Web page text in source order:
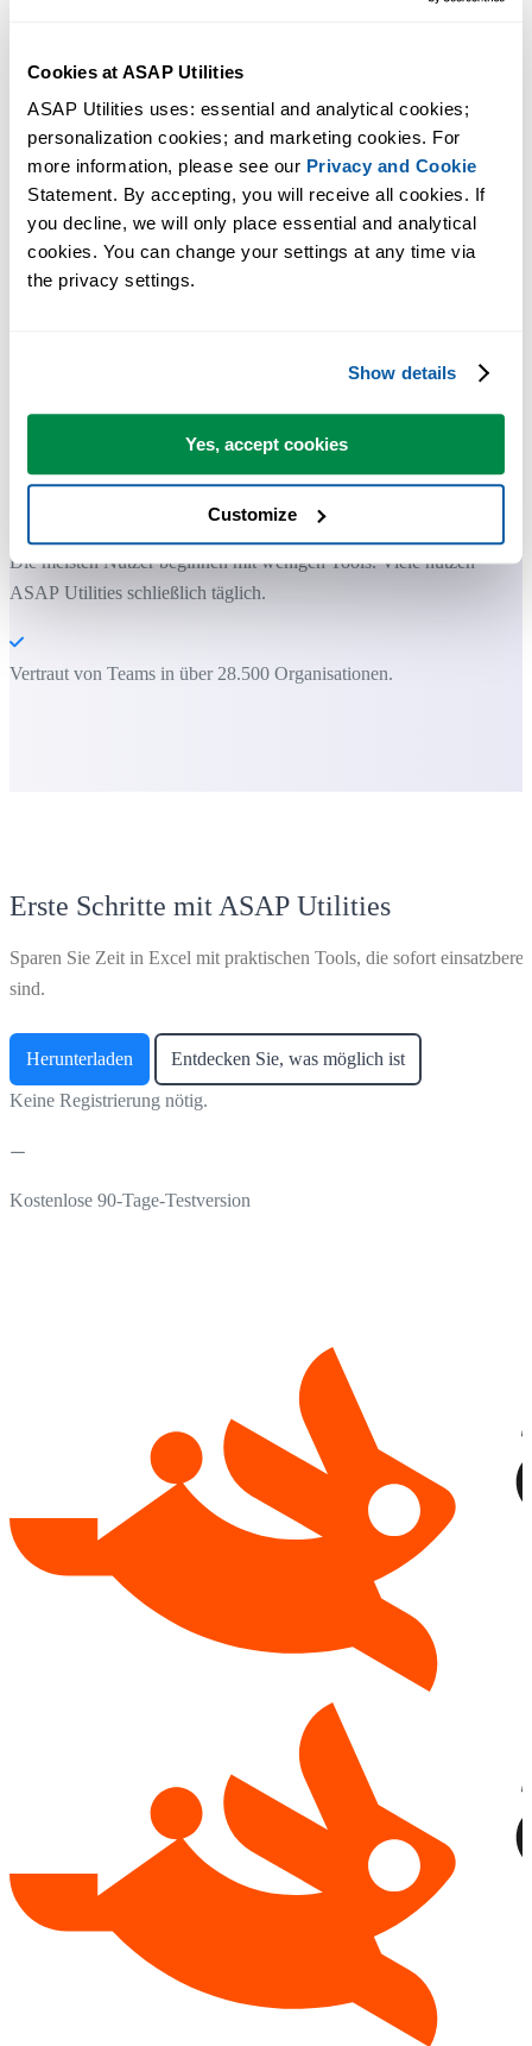
Cookies at ASAP Utilities
ASAP Utilities uses: essential and analytical cookies;
personalization cookies; and marketing cookies. For
more information, please see our Privacy and Cookie
Statement. By accepting, you will receive all cookies. If
you decline, we will only place essential and analytical
cookies. You can change your settings at any time via
the privacy settings.
Show details
Yes, accept cookies
Customize
Praktische Tools, die viele Excel-Nutzer in Excel vermissen.
ASAP Utilities hilft Ihnen, Zeit zu sparen und Dinge zu tun, die mit
Sie können sofort loslegen. Keine Schulung erforderlich.
Die meisten Nutzer beginnen mit wenigen Tools. Viele nutzen
ASAP Utilities schließlich täglich.
Vertraut von Teams in über 28.500 Organisationen.
Erste Schritte mit ASAP Utilities
Sparen Sie Zeit in Excel mit praktischen Tools, die sofort einsatzbereit
sind.
Herunterladen Entdecken Sie, was möglich ist
Keine Registrierung nötig.
Kostenlose 90-Tage-Testversion